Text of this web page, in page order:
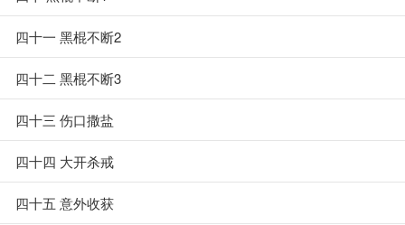
四十一 黑棍不断2
四十二 黑棍不断3
四十三 伤口撒盐
四十四 大开杀戒
四十五 意外收获